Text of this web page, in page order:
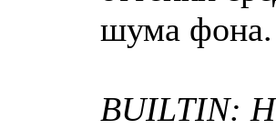
шума фона.
BUILTIN: